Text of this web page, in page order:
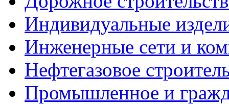
Индивидуальные
Инженерные сети и
Нефтегазовое
Промышленное и